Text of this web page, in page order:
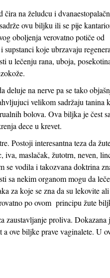
na želudcu i
ovu biljku ili se pije
oboljenja verovatno potiče od
koje ubrzavaju
u lečenju rana, uboja,
deluje na nerve pa se tako
velikom sadržaju tanina
bolova. Ova biljka je čest
dece u krevet.
Postoji interesantna teza da
iva, maslačak, žutotrn, neven,
vodila i takozvana doktrina
sa nekim organom mogu da
za koje se zna da su lekovite
po ovom principu žute
zaustavljanje proliva.
a ove biljke prave vaginalete. U